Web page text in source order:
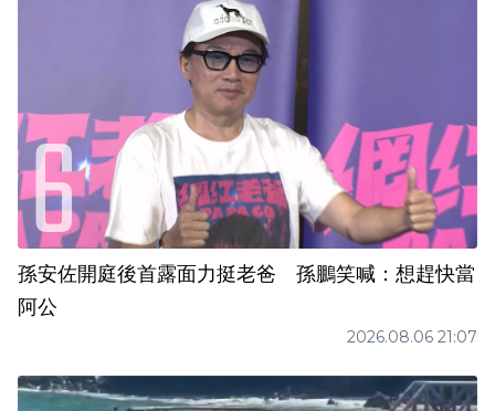
孫安佐開庭後首露面力挺老爸 孫鵬笑喊：想趕快當
阿公
2026.08.06 21:07